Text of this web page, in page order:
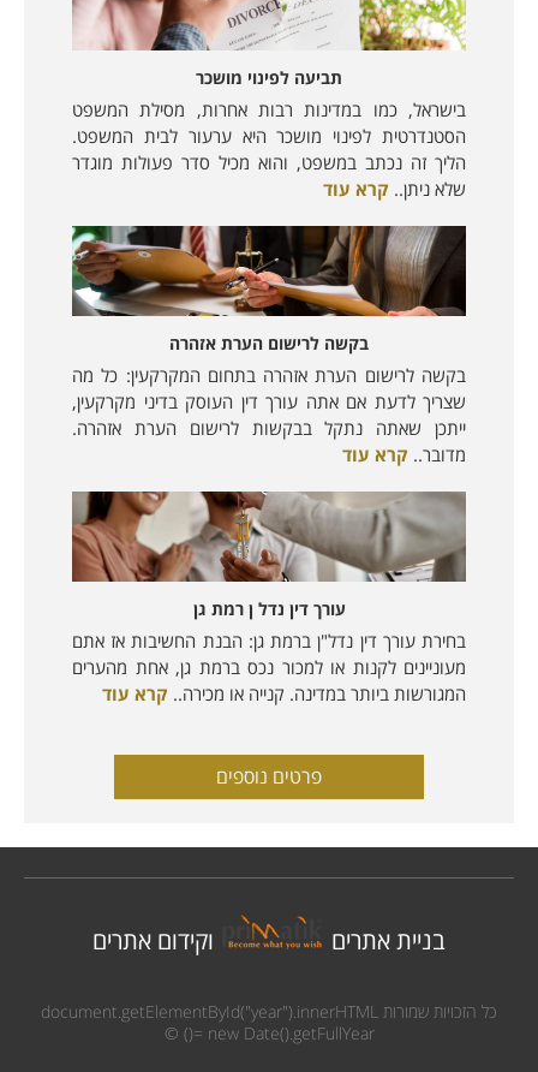
תביעה לפינוי מושכר
בישראל, כמו במדינות רבות אחרות, מסילת המשפט
הסטנדרטית לפינוי מושכר היא ערעור לבית המשפט.
הליך זה נכתב במשפט, והוא מכיל סדר פעולות מוגדר
שלא ניתן.. קרא עוד
בקשה לרישום הערת אזהרה
בקשה לרישום הערת אזהרה בתחום המקרקעין: כל מה
שצריך לדעת אם אתה עורך דין העוסק בדיני מקרקעין,
ייתכן שאתה נתקל בבקשות לרישום הערת אזהרה.
מדובר.. קרא עוד
עורך דין נדל ן רמת גן
בחירת עורך דין נדל"ן ברמת גן: הבנת החשיבות אז אתם
מעוניינים לקנות או למכור נכס ברמת גן, אחת מהערים
המגורשות ביותר במדינה. קנייה או מכירה.. קרא עוד
פרטים נוספים
בניית אתרים וקידום אתרים
כל הזכויות שמורות document.getElementById("year").innerHTML
= new Date().getFullYear()
©